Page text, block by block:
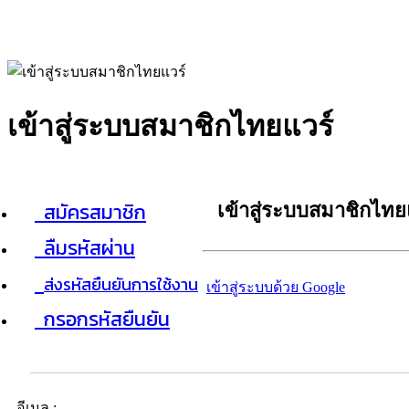
เข้าสู่ระบบสมาชิกไทยแวร์
สมัครสมาชิก
ลืมรหัสผ่าน
ส่งรหัสยืนยันการใช้งาน
กรอกรหัสยืนยัน
เข้าสู่ระบบสมาชิกไท
เข้าสู่ระบบด้วย Google